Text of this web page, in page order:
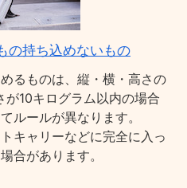
の持ち込めないもの
るものは、縦・横・高さの
が10キログラム以内の場合
ルールが異なります。
キャリーなどに完全に入っ
合があります。